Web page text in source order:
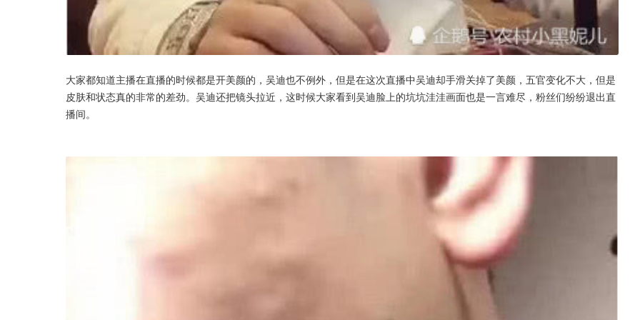
大家都知道主播在直播的时候都是开美颜的，吴迪也不例外，但是在这次直播中吴迪却手滑关掉了美颜，五官变化不大，但是
皮肤和状态真的非常的差劲。吴迪还把镜头拉近，这时候大家看到吴迪脸上的坑坑洼洼画面也是一言难尽，粉丝们纷纷退出直
播间。